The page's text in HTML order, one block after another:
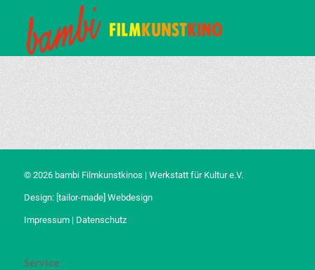
© 2026 bambi Filmkunstkinos | Werkstatt für Kultur e.V.
Design: [tailor-made] Webdesign
Impressum| Datenschutz
Service